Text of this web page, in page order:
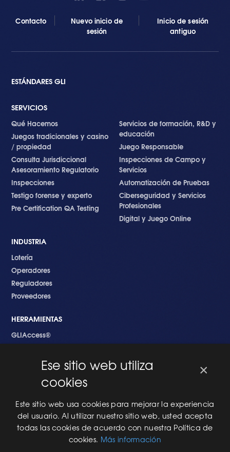
Contacto
Nuevo inicio de
sesión
Inicio de sesión
antiguo
ESTÁNDARES GLI
SERVICIOS
Qué Hacemos
Juegos tradicionales y casino
/ propiedad
Consulta Jurisdiccional
Asesoramiento Regulatorio
Inspecciones
Testigo forense y experto
Pre Certification QA Testing
Servicios de formación, R&D y
educación
Juego Responsable
Inspecciones de Campo y
Servicios
Automatización de Pruebas
Ciberseguridad y Servicios
Profesionales
Digital y Juego Online
INDUSTRIA
Lotería
Operadores
Reguladores
Proveedores
HERRAMIENTAS
GLIAccess®
EMPEZANDO
Nuevo en GLI
Nuevo Software
Una Nueva Máquina
Modificaciones al Software
Modificaciones al Hardware
×
Ese sitio web utiliza
cookies
Este sitio web usa cookies para mejorar la experiencia
del usuario. Al utilizar nuestro sitio web, usted acepta
todas las cookies de acuerdo con nuestra Política de
cookies. Más información